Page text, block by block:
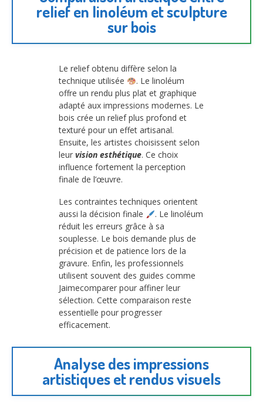
relief en linoléum et sculpture
sur bois
Le relief obtenu diffère selon la
technique utilisée
. Le linoléum
offre un rendu plus plat et graphique
adapté aux impressions modernes. Le
bois crée un relief plus profond et
texturé pour un effet artisanal.
Ensuite, les artistes choisissent selon
leur vision esthétique. Ce choix
influence fortement la perception
finale de l’œuvre.
Les contraintes techniques orientent
aussi la décision finale
. Le linoléum
réduit les erreurs grâce à sa
souplesse. Le bois demande plus de
précision et de patience lors de la
gravure. Enfin, les professionnels
utilisent souvent des guides comme
Jaimecomparer pour affiner leur
sélection. Cette comparaison reste
essentielle pour progresser
efficacement.
Analyse des impressions
artistiques et rendus visuels